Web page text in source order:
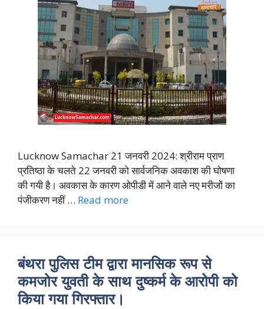
Lucknow Samachar 21 जनवरी 2024: श्रीराम प्राण
प्रतिष्ठा के चलते 22 जनवरी को सार्वजनिक अवकाश की घोषणा
की गयी है। अवकास के कारण ओपीडी में आने वाले नए मरीजों का
पंजीकरण नहीं … Read more
बंथरा पुलिस टीम द्वारा मानसिक रूप से
कमजोर युवती के साथ दुष्कर्म के आरोपी को
किया गया गिरफ्तार।